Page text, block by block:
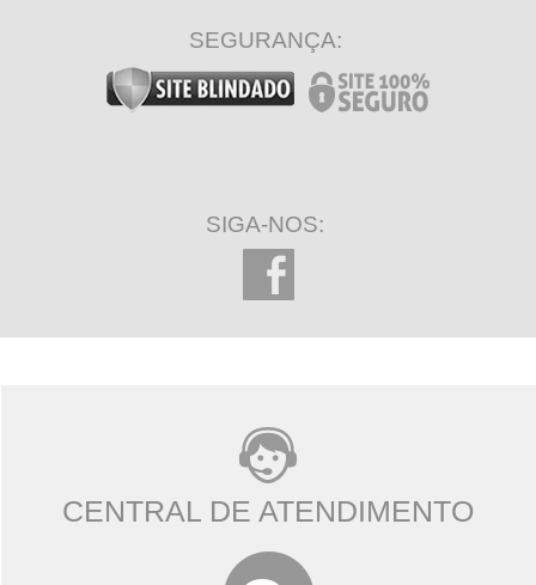
SEGURANÇA:
SIGA-NOS:
CENTRAL DE ATENDIMENTO